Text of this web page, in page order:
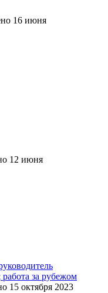
16 июня
12 июня
работа за рубежом
15 октября 2023